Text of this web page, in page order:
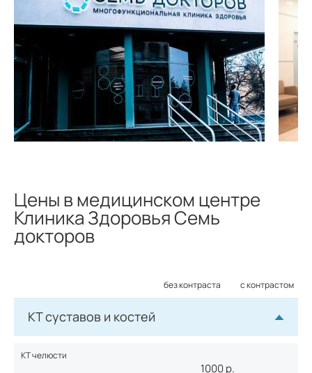
Цены в медицинском центре
Клиника Здоровья Семь
докторов
с контрастом
без контраста
КТ суставов и костей
1000 р.
КТ челюсти